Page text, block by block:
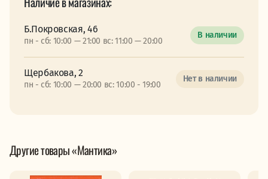
Б.Покровская, 46
пн - сб: 10:00 — 21:00 вс: 11:00 — 20:00
В наличии
Щербакова, 2
пн - сб: 10:00 — 20:00 вс: 10:00 - 19:00
Нет в наличии
Другие товары «Мантика»